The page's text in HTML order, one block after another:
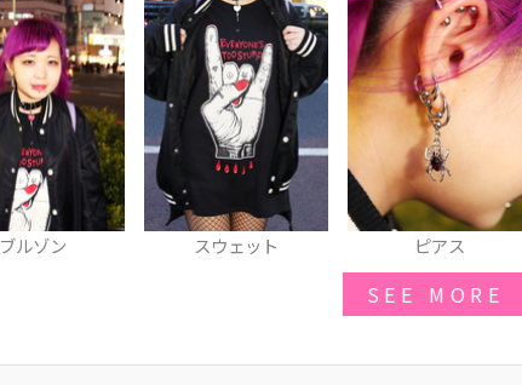
ブルゾン スウェット ピアス
SEE MORE